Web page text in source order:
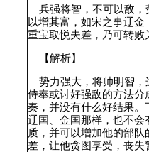
兵强将智，不可以敌，
以增其富，如宋之事辽
重宝取悦夫差，乃可转败
【解析】
势力强大，将帅明智，
侍奉或讨好强敌的方法
秦，并没有什么好结果
辽国、金国那样，也不
质，并可以增加他的部
差，让他贪图享受，丧失